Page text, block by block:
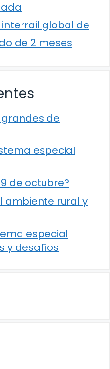
interrail global de
de 2 meses
de
especial
de octubre?
ambiente rural y
especial
y desafíos